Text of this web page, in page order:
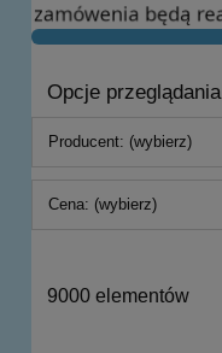
Opcje przeglądania
Producent: (wybierz)
Cena: (wybierz)
9000 elementów